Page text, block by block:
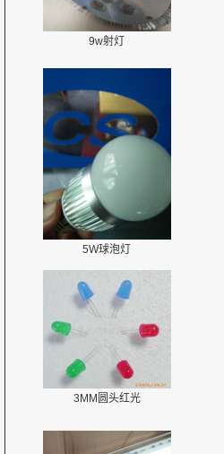
9w射灯
5W球泡灯
3MM圆头红光